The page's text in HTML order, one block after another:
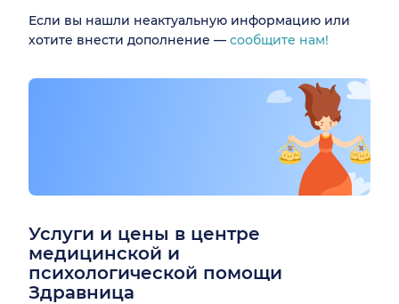
Консультации терапевта, эндокринолога, диетолога,
невролога, психолога, психиатра, нарколога.
Если вы нашли неактуальную информацию или
хотите внести дополнение — сообщите нам!
Услуги и цены в центре
медицинской и
психологической помощи
Здравница